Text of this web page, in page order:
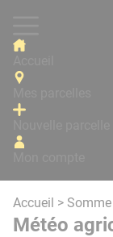
Accueil > Somme
Météo